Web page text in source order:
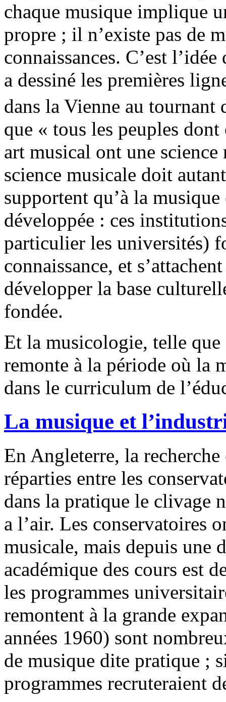
chaque musique implique
propre ; il n’existe pas de
connaissances. C’est
a dessiné les premières
dans la Vienne au tournant
que « tous les peuples
art musical ont une
science musicale doit
supportent qu’à la
développée : ces
particulier les universités)
connaissance, et
développer la base
fondée.
Et la musicologie, telle
remonte à la période où la
dans le curriculum de
La musique et
En Angleterre, la
réparties entre les
dans la pratique le clivage
a l’air. Les conservatoires
musicale, mais depuis une
académique des cours est
les programmes
remontent à la grande
années 1960) sont
de musique dite pratique ;
programmes recruteraient